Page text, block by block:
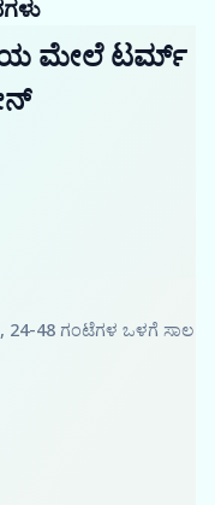
ಮೇಲೆ ಟರ್ಮ್
48 ಗಂಟೆಗಳ ಒಳಗೆ ಸಾಲ